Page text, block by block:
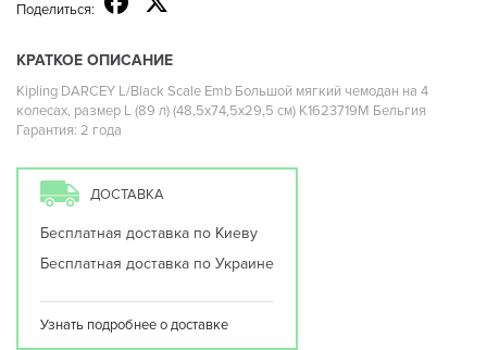
Поделиться:
КРАТКОЕ ОПИСАНИЕ
Kipling DARCEY L/Black Scale Emb Большой мягкий чемодан на 4
колесах, размер L (89 л) (48,5x74,5x29,5 см) K1623719M Бельгия
Гарантия: 2 года
ДОСТАВКА
Бесплатная доставка по Киеву
Бесплатная доставка по Украине
Узнать подробнее о доставке